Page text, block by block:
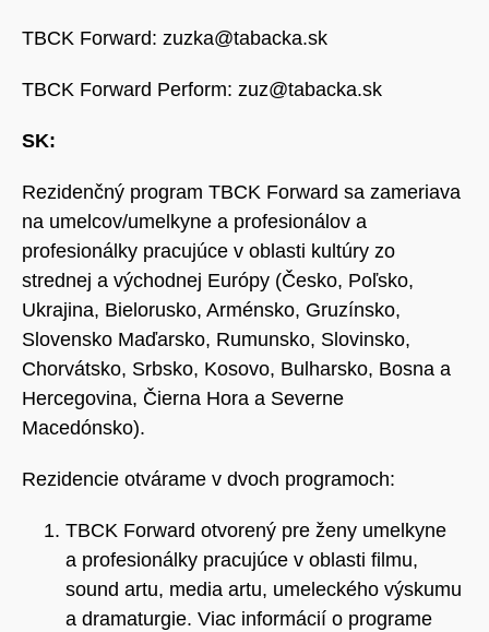
TBCK Forward: zuzka@tabacka.sk
TBCK Forward Perform: zuz@tabacka.sk
SK:
Rezidenčný program TBCK Forward sa zameriava
na umelcov/umelkyne a profesionálov a
profesionálky pracujúce v oblasti kultúry zo
strednej a východnej Európy (Česko, Poľsko,
Ukrajina, Bielorusko, Arménsko, Gruzínsko,
Slovensko Maďarsko, Rumunsko, Slovinsko,
Chorvátsko, Srbsko, Kosovo, Bulharsko, Bosna a
Hercegovina, Čierna Hora a Severne
Macedónsko).
Rezidencie otvárame v dvoch programoch:
TBCK Forward otvorený pre ženy umelkyne
a profesionálky pracujúce v oblasti filmu,
sound artu, media artu, umeleckého výskumu
a dramaturgie. Viac informácií o programe